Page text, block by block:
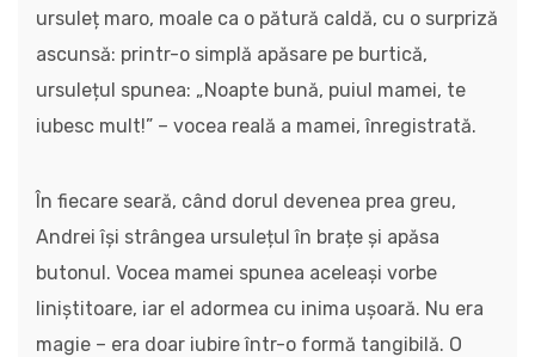
ursuleț maro, moale ca o pătură caldă, cu o surpriză
ascunsă: printr-o simplă apăsare pe burtică,
ursulețul spunea: „Noapte bună, puiul mamei, te
iubesc mult!” – vocea reală a mamei, înregistrată.
În fiecare seară, când dorul devenea prea greu,
Andrei își strângea ursulețul în brațe și apăsa
butonul. Vocea mamei spunea aceleași vorbe
liniștitoare, iar el adormea cu inima ușoară. Nu era
magie – era doar iubire într-o formă tangibilă. O